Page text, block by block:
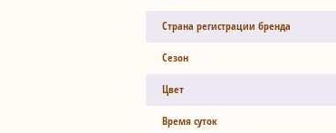
Страна регистрации бренда
Сезон
Цвет
Время суток